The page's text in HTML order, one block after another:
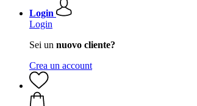
Login
Login
Sei un nuovo cliente?
Crea un account